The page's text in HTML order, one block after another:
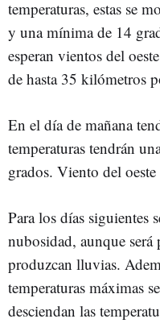
temperaturas, estas se
y una mínima de 14
esperan vientos del
de hasta 35 kilómetros
En el día de mañana
temperaturas tendrán
grados. Viento del
Para los días siguientes
nubosidad, aunque
produzcan lluvias.
temperaturas máximas
desciendan las